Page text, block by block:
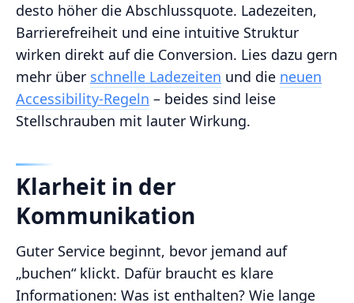
desto höher die Abschlussquote. Ladezeiten,
Barrierefreiheit und eine intuitive Struktur
wirken direkt auf die Conversion. Lies dazu gern
mehr über schnelle Ladezeiten und die neuen
Accessibility-Regeln – beides sind leise
Stellschrauben mit lauter Wirkung.
Klarheit in der
Kommunikation
Guter Service beginnt, bevor jemand auf
„buchen“ klickt. Dafür braucht es klare
Informationen: Was ist enthalten? Wie lange